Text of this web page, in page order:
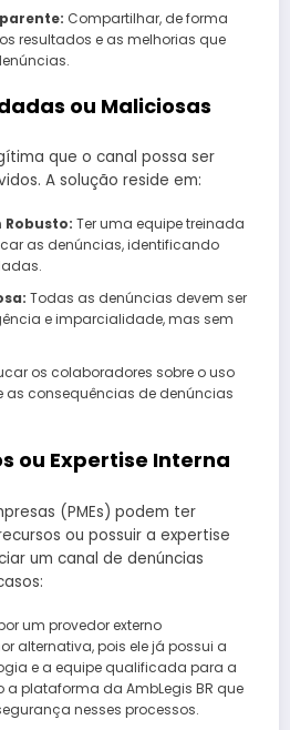
Compartilhar, de forma
resultados e as melhorias que
ou Maliciosas
que o canal possa ser
A solução reside em:
Robusto: Ter uma equipe treinada
as denúncias, identificando
Todas as denúncias devem ser
e imparcialidade, mas sem
os colaboradores sobre o uso
as consequências de denúncias
ou Expertise Interna
(PMEs) podem ter
ou possuir a expertise
um canal de denúncias
um provedor externo
alternativa, pois ele já possui a
e a equipe qualificada para a
plataforma da AmbLegis BR que
nesses processos.